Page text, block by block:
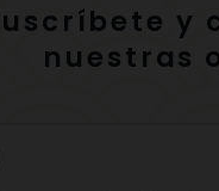
y
nuestras